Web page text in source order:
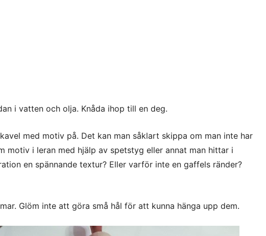
i vatten och olja. Knåda ihop till en deg.
med motiv på. Det kan man såklart skippa om man inte har
motiv i leran med hjälp av spetstyg eller annat man hittar i
en spännande textur? Eller varför inte en gaffels ränder?
Glöm inte att göra små hål för att kunna hänga upp dem.